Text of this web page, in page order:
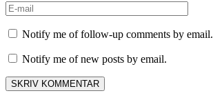
Notify me of follow-up comments by email.
Notify me of new posts by email.